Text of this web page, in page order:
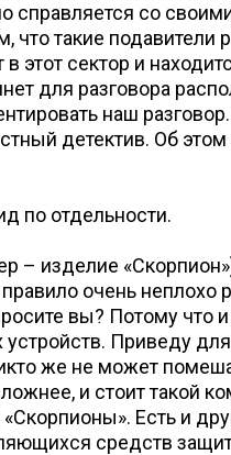
справляется со
что такие подавители
этот сектор и
для разговора
наш
детектив. Об
по отдельности.
– изделие
очень неплохо
вы? Потому что
устройств. Приведу
же не может
и стоит такой
Есть и
средств